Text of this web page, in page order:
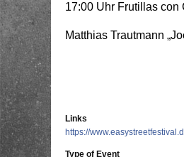
17:00 Uhr Frutillas con
Matthias Trautmann
Links
https://
Type of Event